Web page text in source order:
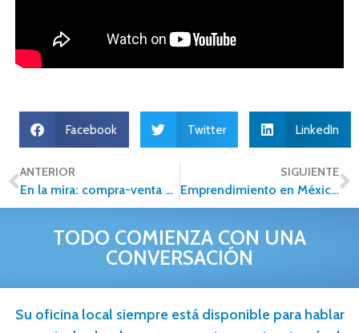
Facebook Twitter LinkedIn
ANTERIOR
En la mira: compra-venta de propiedades con criptomonedas
SIGUIENTE
Emprendimiento en México, estas son las claves para lograr el éxito
TODO COMIENZA CON UNA
CONVERSACIÓN
Su oficina local siempre está disponible para hablar